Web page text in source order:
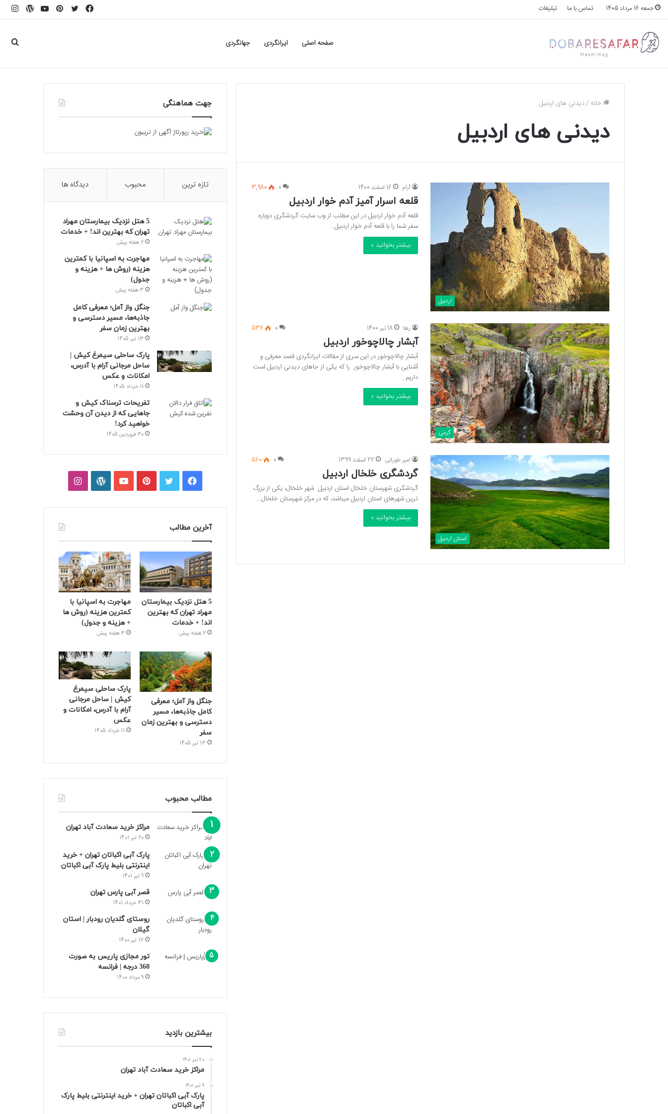
جمعه 16 مرداد 1405 تماس با ما تبلیغات وردپرسیوتیوب
پینتریستتوییترفیسبوک
صفحه اصلی ایرانگردی جهانگردی
خانه /دیدنی های اردبیل
دیدنی های اردبیل
اردبیل
آرام 16 اسفند 1400 0
3,980
قلعه اسرار آمیز آدم خوار اردبیل
قلعه آدم خوار اردبیل در این مطلب از وب سایت گردشگری دوباره
سفر شما را با قلعه آدم خوار اردبیل…
بیشتر بخوانید »
گرمی
رها 18 تیر 1400 0
536
آبشار چالاچوخور اردبیل
آبشار چالاچوخور در این سری از مقالات ایرانگردی قصد معرفی و
آشنایی با آبشار چالاچوخور را که یکی از جاهای دیدنی اردبیل است
داریم…
بیشتر بخوانید »
استان اردبیل
امیر طورانی 22 اسفند 1399 0
560
گردشگری خلخال اردبیل
گردشگری شهرستان خلخال استان اردبیل شهر خلخال، یکی از بزرگ
ترين شهرهای استان اردبیل میباشد، که در مرکز شهرستان خلخال…
بیشتر بخوانید »
جهت هماهنگی
تازه ترین محبوب دیدگاه ها
5 هتل نزدیک بیمارستان مهراد
تهران که بهترین‌ اند! + خدمات
2 هفته پیش
مهاجرت به اسپانیا با کمترین
هزینه (روش ها + هزینه و
جدول)
3 هفته پیش
جنگل واز آمل؛ معرفی کامل
جاذبه‌ها، مسیر دسترسی و
بهترین زمان سفر
13 تیر 1405
پارک ساحلی سیمرغ کیش |
ساحل مرجانی آرام با آدرس،
امکانات و عکس
11 خرداد 1405
تفریحات ترسناک کیش و
جاهایی که از دیدن آن وحشت
خواهید کرد!
30 فروردین 1405
فیسبوکتوییترپینتریستیوتیوبوردپرساینستاگرام
آخرین مطالب
5 هتل نزدیک بیمارستان
مهراد تهران که بهترین‌
اند! + خدمات
2 هفته پیش
مهاجرت به اسپانیا با
کمترین هزینه (روش ها
+ هزینه و جدول)
3 هفته پیش
جنگل واز آمل؛ معرفی
کامل جاذبه‌ها، مسیر
دسترسی و بهترین زمان
سفر
13 تیر 1405
پارک ساحلی سیمرغ
کیش | ساحل مرجانی
آرام با آدرس، امکانات و
عکس
11 خرداد 1405
مطالب محبوب
مراکز خرید سعادت‌ آباد تهران
20 تیر 1401
پارک آبی اکباتان تهران + خرید
اینترنتی بلیط پارک آبی اکباتان
9 تیر 1401
قصر آبی پارس تهران
31 خرداد 1401
روستای گلدیان رودبار | استان
گیلان
17 تیر 1400
تور مجازی پاریس به صورت
360 درجه | فرانسه
9 مرداد 1400
بیشترین بازدید
20 تیر 1401
مراکز خرید سعادت‌ آباد تهران
9 تیر 1401
پارک آبی اکباتان تهران + خرید اینترنتی بلیط پارک
آبی اکباتان